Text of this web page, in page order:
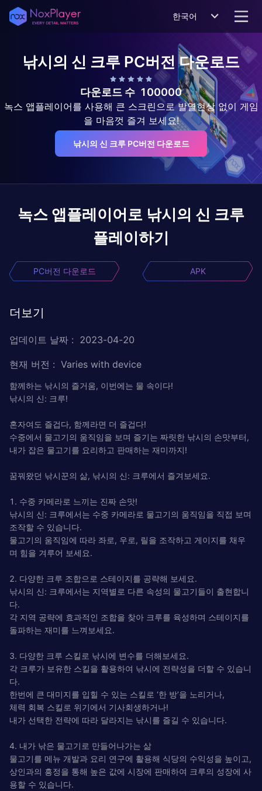
한국어
낚시의 신 크루 PC버전 다운로드
다운로드 수 100000
녹스 앱플레이어를 사용해 큰 스크린으로 발열현상 없이 게임
을 마음껏 즐겨 보세요!
낚시의 신 크루 PC버전 다운로드
녹스 앱플레이어로 낚시의 신 크루
플레이하기
PC버전 다운로드 APK
더보기
업데이트 날짜 : 2023-04-20
현재 버전 : Varies with device
함께하는 낚시의 즐거움, 이번에는 물 속이다!
낚시의 신: 크루!
혼자여도 즐겁다, 함께라면 더 즐겁다!
수중에서 물고기의 움직임을 보며 즐기는 짜릿한 낚시의 손맛부터,
내가 잡은 물고기를 요리하고 판매하는 재미까지!
꿈꿔왔던 낚시꾼의 삶, 낚시의 신: 크루에서 즐겨보세요.
1. 수중 카메라로 느끼는 진짜 손맛!
낚시의 신: 크루에서는 수중 카메라로 물고기의 움직임을 직접 보며
조작할 수 있습니다.
물고기의 움직임에 따라 좌로, 우로, 릴을 조작하고 게이지를 채우
며 힘을 겨루어 보세요.
2. 다양한 크루 조합으로 스테이지를 공략해 보세요.
낚시의 신: 크루에서는 지역별로 다른 속성의 물고기들이 출현합니
다.
각 지역 공략에 효과적인 조합을 찾아 크루를 육성하며 스테이지를
돌파하는 재미를 느껴보세요.
3. 다양한 크루 스킬로 낚시에 변수를 더해보세요.
각 크루가 보유한 스킬을 활용하여 낚시에 전략성을 더할 수 있습니
다.
한번에 큰 대미지를 입힐 수 있는 스킬로 ‘한 방’을 노리거나,
체력 회복 스킬로 위기에서 기사회생하거나!
내가 선택한 전략에 따라 달라지는 낚시를 즐길 수 있습니다.
4. 내가 낚은 물고기로 만들어나가는 삶
물고기를 메뉴 개발과 요리 연구에 활용해 식당의 수익성을 높이고,
상인과의 흥정을 통해 높은 값에 시장에 판매하여 크루의 성장에 사
용할 수 있습니다.